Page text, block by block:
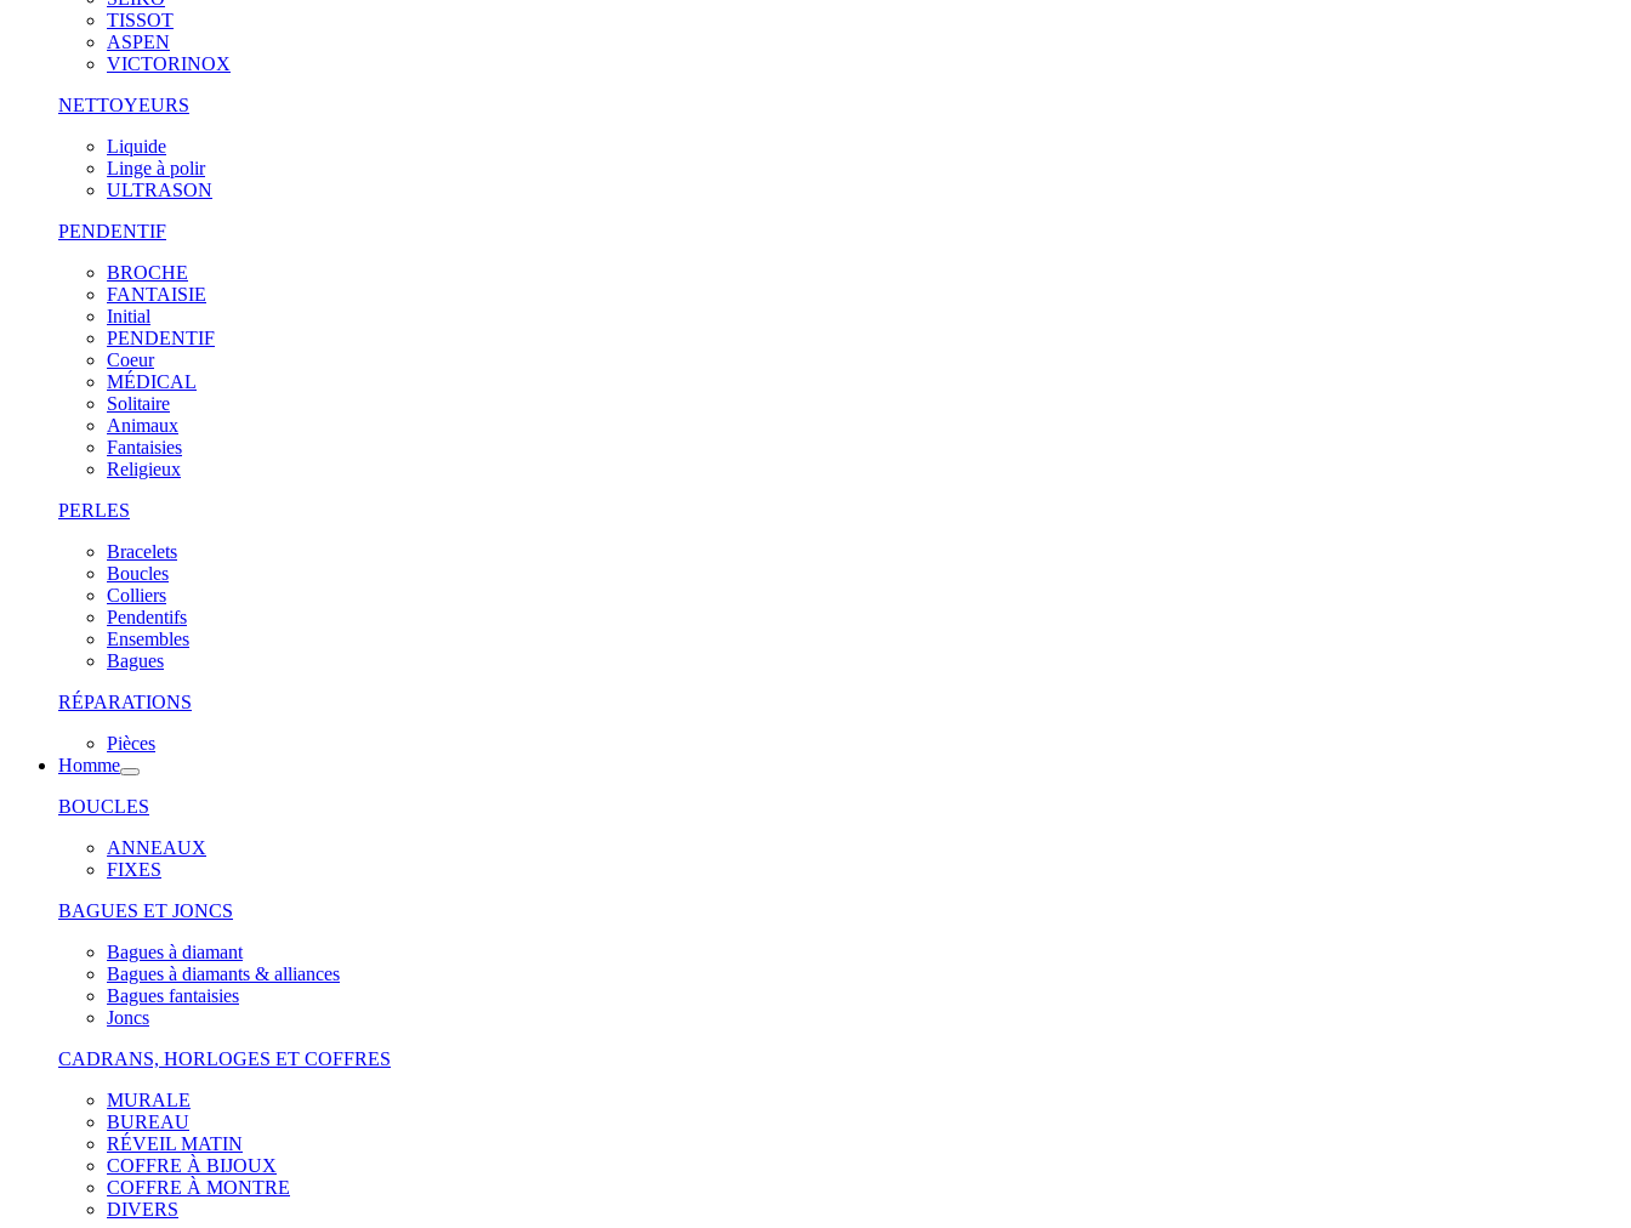
TISSOT
ASPEN
VICTORINOX
NETTOYEURS
Liquide
Linge à polir
ULTRASON
PENDENTIF
BROCHE
FANTAISIE
Initial
PENDENTIF
Coeur
MÉDICAL
Solitaire
Animaux
Fantaisies
Religieux
PERLES
Bracelets
Boucles
Colliers
Pendentifs
Ensembles
Bagues
RÉPARATIONS
Pièces
Homme
BOUCLES
ANNEAUX
FIXES
BAGUES ET JONCS
Bagues à diamant
Bagues à diamants & alliances
Bagues fantaisies
Joncs
CADRANS, HORLOGES ET COFFRES
MURALE
BUREAU
RÉVEIL MATIN
COFFRE À BIJOUX
COFFRE À MONTRE
DIVERS